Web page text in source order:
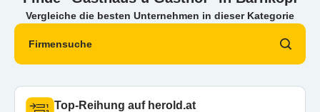
Vergleiche die besten Unternehmen in dieser Kategorie
Firmensuche
Top-Reihung auf herold.at